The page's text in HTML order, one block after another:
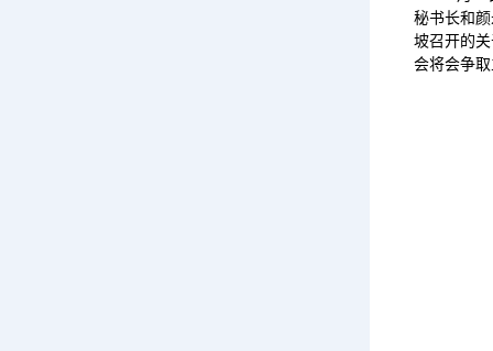
秘书长和
坡召开的
会将会争